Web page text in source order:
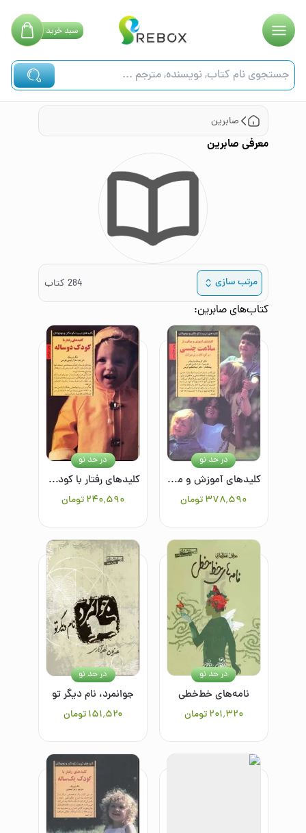
سبدخرید
صابرین
معرفی صابرین
مرتب سازی 284 کتاب
کتاب‌هایصابرین:
کلیدهای آموزش و مراقبت از سلامت جنسی در کودکان و نوجوانان
۳۷۸٬۵۹۰تومان
در حد نو
کلیدهای رفتار با کودک دو ساله
۲۴۰٬۵۹۰تومان
در حد نو
نامه‌های خط‌خطی
۲۰۱٬۳۲۰ تومان
در حد نو
جوانمرد، نام دیگر تو
۱۵۱٬۵۲۰تومان
در حد نو